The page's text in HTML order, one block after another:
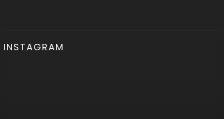
INSTAGRAM